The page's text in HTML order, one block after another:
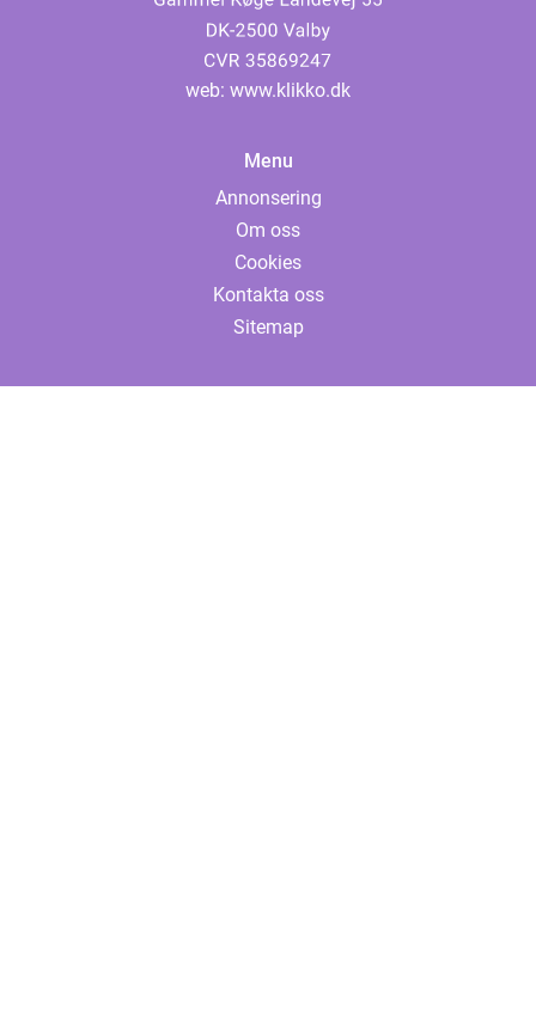
web: www.klikko.dk
Menu
Annonsering
Om oss
Cookies
Kontakta oss
Sitemap